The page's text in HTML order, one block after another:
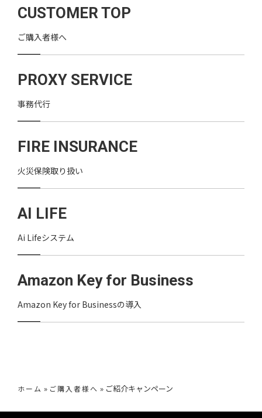
CUSTOMER TOP
ご購入者様へ
PROXY SERVICE
事務代行
FIRE INSURANCE
火災保険取り扱い
AI LIFE
Ai Lifeシステム
Amazon Key for Business
Amazon Key for Businessの導入
ホーム » ご購入者様へ » ご紹介キャンペーン